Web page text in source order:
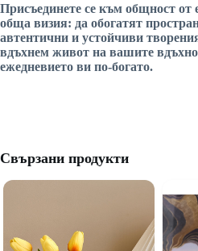
Присъединете се към общност от
обща визия: да обогатят
автентични и устойчиви
вдъхнем живот на вашите
ежедневието ви по-богато.
Свързани продукти